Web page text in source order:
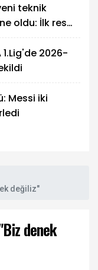
teknik
oldu: İlk resmi
1.Lig'de 2026-
Messi iki
değiliz"
denek